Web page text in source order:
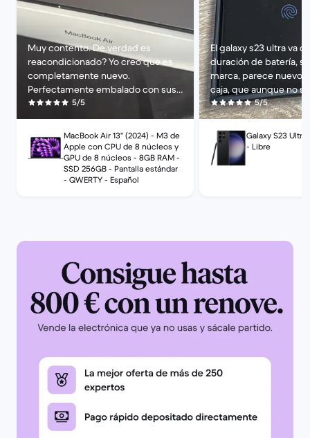
Muy contento. De verdad es
reacondicionado? Yo creo que es
completamente nuevo.
Perfectamente embalado con sus
precintos y todo, como si se lo
hubiese comprado directamente a
Apple. Estoy como un niño con
zapatos nuevos, ahora a disfrutarlo.
No es mi primera compra y desde
luego no será la ultima.
5/5
MacBook Air 13" (2024) - M3 de
Apple con CPU de 8 núcleos y
GPU de 8 núcleos - 8GB RAM -
SSD 256GB - Pantalla estándar
- QWERTY - Español
El galaxy s23 ultra va
duración de batería,
marca, parece nuevo,
caja, que aunque no
viene muy bien
con la pegatina con el
serie y el ímei. Muy
compra, es el
compro aquí, el
5/5
Galaxy S23
- Libre